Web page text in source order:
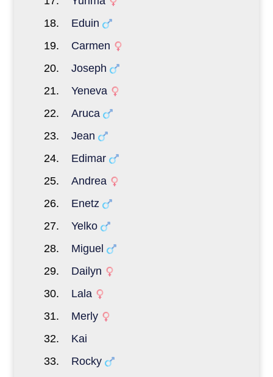
Eduin
Carmen
Joseph
Yeneva
Aruca
Jean
Edimar
Andrea
Enetz
Yelko
Miguel
Dailyn
Lala
Merly
Kai
Rocky